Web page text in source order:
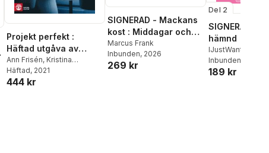
Projekt perfekt :
Häftad utgåva av
originalutgåva från
2014
Ann Frisén, Kristina
Holmqvist Gattario
Carolina Lunde
Häftad, 2021
444 kr
SIGNERAD - Mackans
kost : Middagar och
matlådor
Marcus Frank
Inbunden, 2026
269 kr
Del 2
SIGNERAD -
hämnd
Adolphson
Beer ,Victor Beer
Inbunden
189 kr